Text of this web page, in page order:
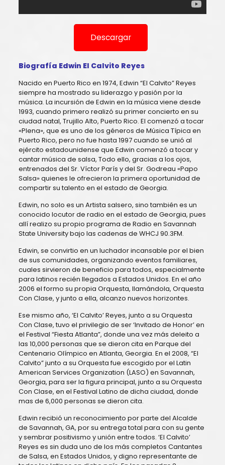
Descargar
Biografía Edwin El Calvito Reyes
Nacido en Puerto Rico en 1974, Edwin “El Calvito” Reyes
siempre ha mostrado su liderazgo y pasión por la
música. La incursión de Edwin en la música viene desde
1993, cuando primero realizó su primer concierto en su
ciudad natal, Trujillo Alto, Puerto Rico. El comenzó a tocar
«Plena», que es uno de los géneros de Música Típica en
Puerto Rico, pero no fue hasta 1997 cuando se unió al
ejército estadounidense que Edwin comenzó a tocar y
cantar música de salsa, Todo ello, gracias a los ojos,
entrenados del Sr. Víctor París y del Sr. Godreau «Papo
Salsa» quienes le ofrecieron la primera oportunidad de
compartir su talento en el estado de Georgia.
Edwin, no solo es un Artista salsero, sino también es un
conocido locutor de radio en el estado de Georgia, pues
allí realizo su propio programa de Radio en Savannah
State University bajo las cadenas de WHCJ 90.3FM.
Edwin, se convirtio en un luchador incansable por el bien
de sus comunidades, organizando eventos familiares,
cuales sirvieron de beneficio para todos, especialmente
para latinos recién llegados a Estados Unidos. En el año
2006 el formo su propia Orquesta, llamándola, Orquesta
Con Clase, y junto a ella, alcanzo nuevos horizontes.
Ese mismo año, ‘El Calvito’ Reyes, junto a su Orquesta
Con Clase, tuvo el privilegio de ser ‘Invitado de Honor’ en
el Festival “Fiesta Atlanta”, donde una vez más deleito a
las 10,000 personas que se dieron cita en Parque del
Centenario Olímpico en Atlanta, Georgia. En el 2008, “El
Calvito” junto a su Orquesta fue escogido por el Latin
American Services Organization (LASO) en Savannah,
Georgia, para ser la figura principal, junto a su Orquesta
Con Clase, en el Festival Latino de dicha ciudad, donde
mas de 6,000 personas se dieron cita.
Edwin recibió un reconocimiento por parte del Alcalde
de Savannah, GA, por su entrega total para con su gente
y sembrar positivismo y unión entre todos. ‘El Calvito’
Reyes es sin duda uno de los más completos Cantantes
de Salsa, en Estados Unidos, y digno representante de